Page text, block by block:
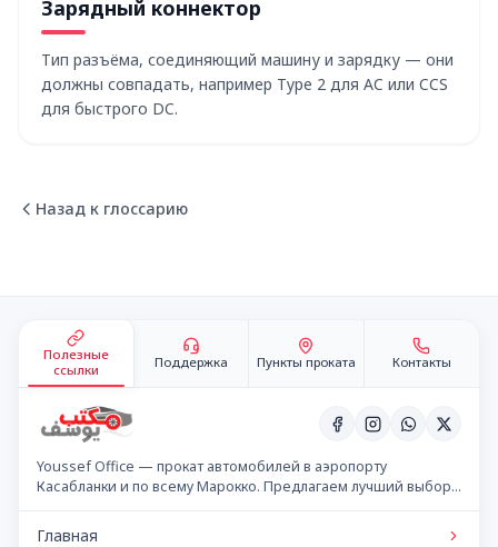
Зарядный коннектор
Тип разъёма, соединяющий машину и зарядку — они
должны совпадать, например Type 2 для AC или CCS
для быстрого DC.
Назад к глоссарию
Полезные
ссылки
Поддержка Пункты проката Контакты
Youssef Office — прокат автомобилей в аэропорту
Касабланки и по всему Марокко. Предлагаем лучший выбор
Главная